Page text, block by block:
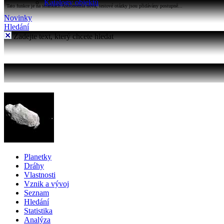
Katalogy objektů
Tato funkce je na stránkách Astronomia nová, testové otázky jsou přidávány postupně...
Novinky
Hledání
Zadejte text, který chcete hledat
Planetky
Dráhy
Vlastnosti
Vznik a vývoj
Seznam
Hledání
Statistika
Analýza